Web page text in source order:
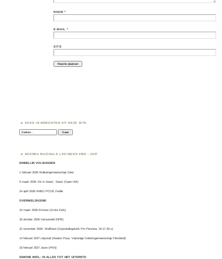
NAAM*
E-MAIL*
SITE
ZOEK IN BERICHTEN OP DEZE SITE
Zoeken:
AGENDA MUZIKALE LEZINGEN 2026 – 2027
EINDELIJK VOLWASSEN
1 februari 2026 Walkartgemeenschap Zeist
5 maart 2026 ‘Zin in Soest’, Soest (Open Hof)
24 april 2026 ANBO-PCOB Zwolle
OVERWELDIGEND
24 maart 2026 Emmen (Grote Kerk)
18 oktober 2026 Varsseveld (NPB)
22 november 2026 Wolfheze (Opstandingskerk Pro Persona, 16-17.30 u)
14 februari 2027 Lelystad (theater Posa, Vrijzinnige Geloofsgemeenschap Flevoland)
18 februari 2027 Joure (PKN)
SIMONE WEIL: IN ALLES TOT HET UITERSTE